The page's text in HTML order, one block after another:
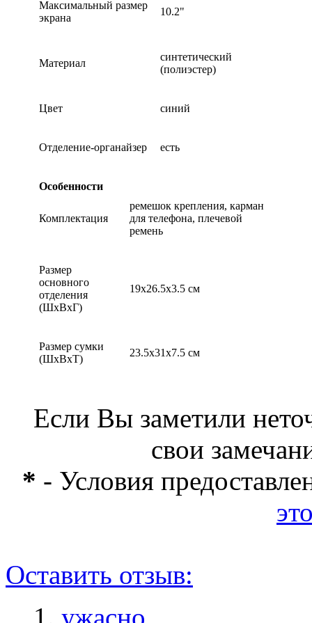
Максимальный размер
экрана
10.2"
Материал
синтетический
(полиэстер)
Цвет синий
Отделение-органайзер есть
Особенности
Комплектация
ремешок крепления, карман
для телефона, плечевой
ремень
Размер
основного
отделения
(ШхВхГ)
19x26.5x3.5 см
Размер сумки
(ШхВхТ)
23.5x31x7.5 см
Если Вы заметили
свои
* - Условия
Оставить отзыв:
ужасно